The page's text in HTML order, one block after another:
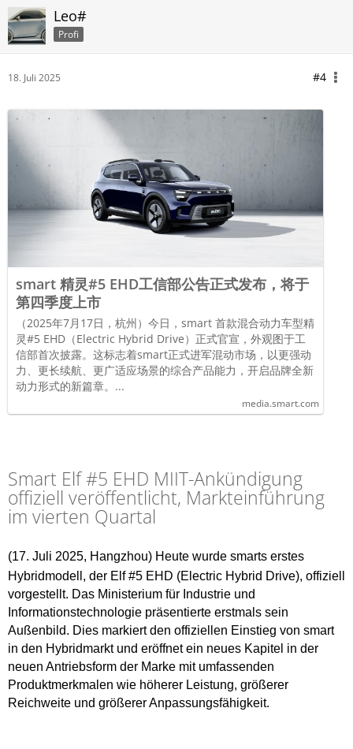
Leo#
Profi
18. Juli 2025 #4
smart 精灵#5 EHD工信部公告正式发布，将于
第四季度上市
（2025年7月17日，杭州）今日，smart 首款混合动力车型精
灵#5 EHD（Electric Hybrid Drive）正式官宣，外观图于工
信部首次披露。这标志着smart正式进军混动市场，以更强动
力、更长续航、更广适应场景的综合产品能力，开启品牌全新
动力形式的新篇章。...
media.smart.com
Smart Elf #5 EHD MIIT-Ankündigung
offiziell veröffentlicht, Markteinführung
im vierten Quartal
(17. Juli 2025, Hangzhou) Heute wurde smarts erstes
Hybridmodell, der Elf #5 EHD (Electric Hybrid Drive), offiziell
vorgestellt. Das Ministerium für Industrie und
Informationstechnologie präsentierte erstmals sein
Außenbild. Dies markiert den offiziellen Einstieg von smart
in den Hybridmarkt und eröffnet ein neues Kapitel in der
neuen Antriebsform der Marke mit umfassenden
Produktmerkmalen wie höherer Leistung, größerer
Reichweite und größerer Anpassungsfähigkeit.